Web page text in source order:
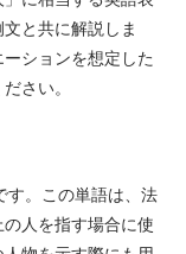
と共に解説しま
ションを想定した
さい。
す。この単語は、法
人を指す場合に使